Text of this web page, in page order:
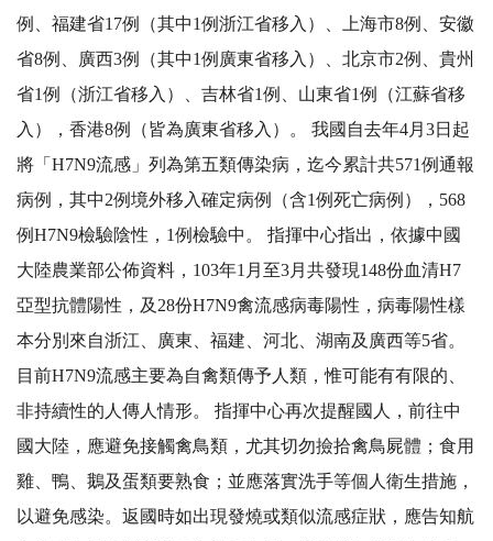
例、福建省17例（其中1例浙江省移入）、上海市8例、安徽
省8例、廣西3例（其中1例廣東省移入）、北京市2例、貴州
省1例（浙江省移入）、吉林省1例、山東省1例（江蘇省移
入），香港8例（皆為廣東省移入）。 我國自去年4月3日起
將「H7N9流感」列為第五類傳染病，迄今累計共571例通報
病例，其中2例境外移入確定病例（含1例死亡病例），568
例H7N9檢驗陰性，1例檢驗中。 指揮中心指出，依據中國
大陸農業部公佈資料，103年1月至3月共發現148份血清H7
亞型抗體陽性，及28份H7N9禽流感病毒陽性，病毒陽性樣
本分別來自浙江、廣東、福建、河北、湖南及廣西等5省。
目前H7N9流感主要為自禽類傳予人類，惟可能有有限的、
非持續性的人傳人情形。 指揮中心再次提醒國人，前往中
國大陸，應避免接觸禽鳥類，尤其切勿撿拾禽鳥屍體；食用
雞、鴨、鵝及蛋類要熟食；並應落實洗手等個人衛生措施，
以避免感染。返國時如出現發燒或類似流感症狀，應告知航